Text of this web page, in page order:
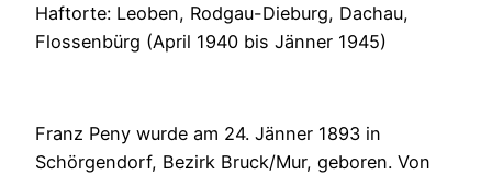
Haftorte: Leoben, Rodgau-Dieburg, Dachau,
Flossenbürg (April 1940 bis Jänner 1945)
Franz Peny wurde am 24. Jänner 1893 in
Schörgendorf, Bezirk Bruck/Mur, geboren. Von